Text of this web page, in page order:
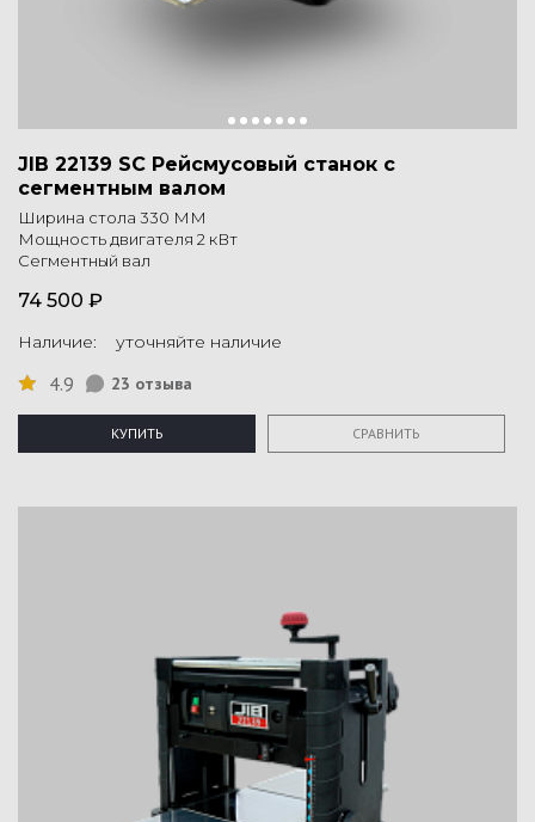
JIB 22139 SC Рейсмусовый станок с
сегментным валом
Ширина стола 330 ММ
Мощность двигателя 2 кВт
Сегментный вал
74 500 ₽
Наличие: уточняйте наличие
4.9 23 отзыва
КУПИТЬ СРАВНИТЬ